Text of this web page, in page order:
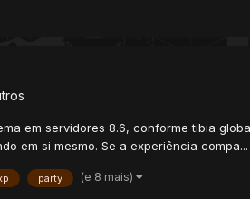
em servidores 8.6, conforme tibia
em si mesmo. Se a experiência compa...
party (e 8 mais)